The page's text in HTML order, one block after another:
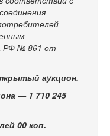
РФ № 861 от
аукцион.
— 1 710 245
00 коп.